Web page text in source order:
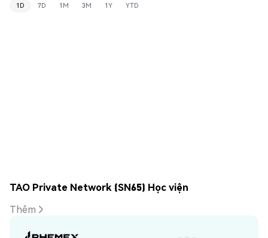
1D 7D 1M 3M 1Y YTD
TAO Private Network (SN65) Học viện
Thêm